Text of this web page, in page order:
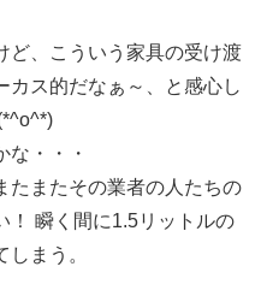
ど、こういう家具の受け渡
カス的だなぁ～、と感心し
な・・・
たまたその業者の人たちの
！ 瞬く間に1.5リットルの
まう。